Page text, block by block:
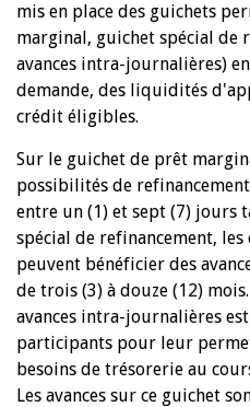
mis en place des guichets
marginal, guichet spécial de
avances intra-journalières)
demande, des liquidités
crédit éligibles.
Sur le guichet de prêt
possibilités de
entre un (1) et sept (7) jours
spécial de refinancement,
peuvent bénéficier des
de trois (3) à douze (12)
avances intra-journalières
participants pour leur
besoins de trésorerie au
Les avances sur ce guichet